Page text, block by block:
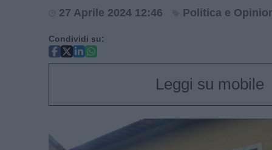
27 Aprile 2024 12:46 Politica e
Condividi su:
Leggi su mobile